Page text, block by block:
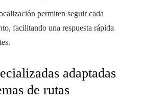
permiten seguir cada
facilitando una respuesta rápida
adaptadas
de rutas